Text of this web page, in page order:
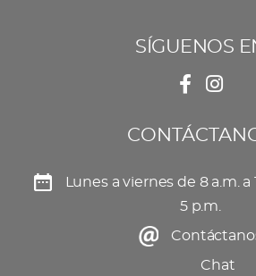
SÍGUENOS
Lunes a viernes de 8 a.m. a
5 p.m.
Chat